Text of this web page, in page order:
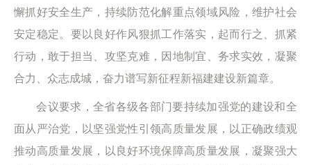
懈抓好安全生产，持续防范化解重点领域风险，维护社会
安定稳定。要以良好作风狠抓工作落实，起而行之、抓紧
行动，敢于担当、攻坚克难，因地制宜、务求实效，凝聚
合力、众志成城，奋力谱写新征程新福建建设新篇章。
会议要求，全省各级各部门要持续加强党的建设和全
面从严治党，以坚强党性引领高质量发展，以正确政绩观
推动高质量发展，以良好环境保障高质量发展，凝聚强大